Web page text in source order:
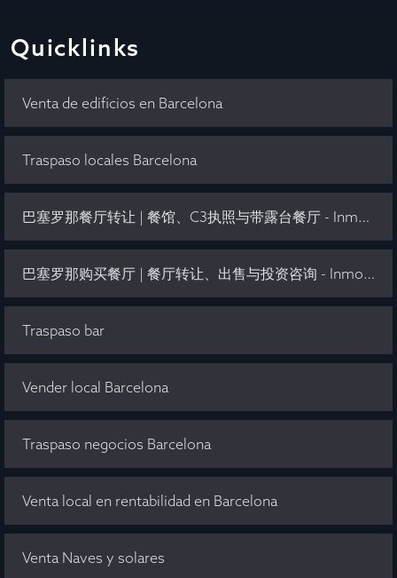
Quicklinks
Venta de edificios en Barcelona
Traspaso locales Barcelona
巴塞罗那餐厅转让 | 餐馆、C3执照与带露台餐厅 - Inmo Olaya
巴塞罗那购买餐厅 | 餐厅转让、出售与投资咨询 - Inmo Olaya
Traspaso bar
Vender local Barcelona
Traspaso negocios Barcelona
Venta local en rentabilidad en Barcelona
Venta Naves y solares